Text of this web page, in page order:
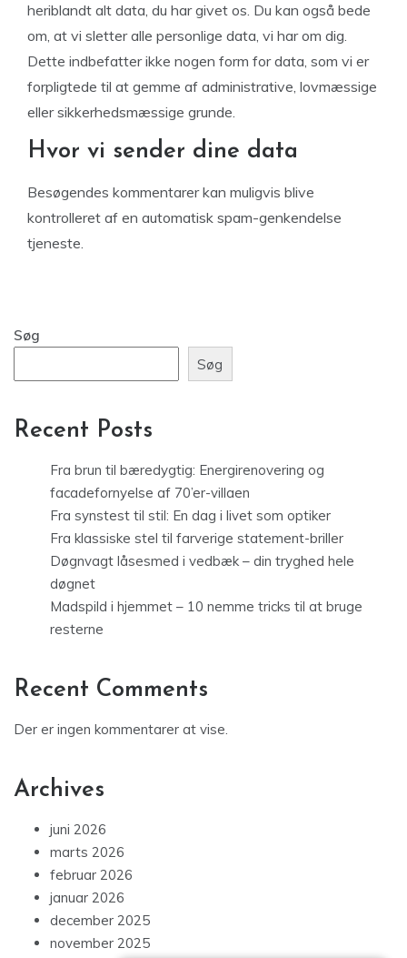
heriblandt alt data, du har givet os. Du kan også bede
om, at vi sletter alle personlige data, vi har om dig.
Dette indbefatter ikke nogen form for data, som vi er
forpligtede til at gemme af administrative, lovmæssige
eller sikkerhedsmæssige grunde.
Hvor vi sender dine data
Besøgendes kommentarer kan muligvis blive
kontrolleret af en automatisk spam-genkendelse
tjeneste.
Søg
Søg
Recent Posts
Fra brun til bæredygtig: Energirenovering og
facadefornyelse af 70’er-villaen
Fra synstest til stil: En dag i livet som optiker
Fra klassiske stel til farverige statement-briller
Døgnvagt låsesmed i vedbæk – din tryghed hele
døgnet
Madspild i hjemmet – 10 nemme tricks til at bruge
resterne
Recent Comments
Der er ingen kommentarer at vise.
Archives
juni 2026
marts 2026
februar 2026
januar 2026
december 2025
november 2025